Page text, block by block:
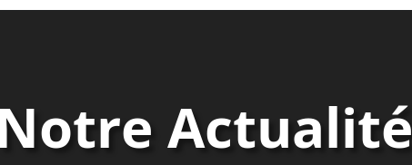
Actualité